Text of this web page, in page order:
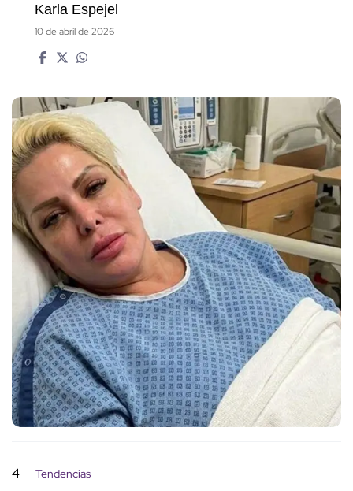
Karla Espejel
10 de abril de 2026
4 Tendencias